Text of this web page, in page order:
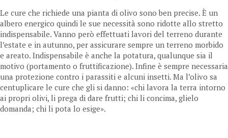
Le cure che richiede una pianta di olivo sono ben precise. È un
albero energico quindi le sue necessità sono ridotte allo stretto
indispensabile. Vanno però effettuati lavori del terreno durante
l’estate e in autunno, per assicurare sempre un terreno morbido
e areato. Indispensabile è anche la potatura, qualunque sia il
motivo (portamento o fruttificazione). Infine è sempre necessaria
una protezione contro i parassiti e alcuni insetti. Ma l’olivo sa
centuplicare le cure che gli si danno: «chi lavora la terra intorno
ai propri olivi, li prega di dare frutti; chi li concima, glielo
domanda; chi li pota lo esige».